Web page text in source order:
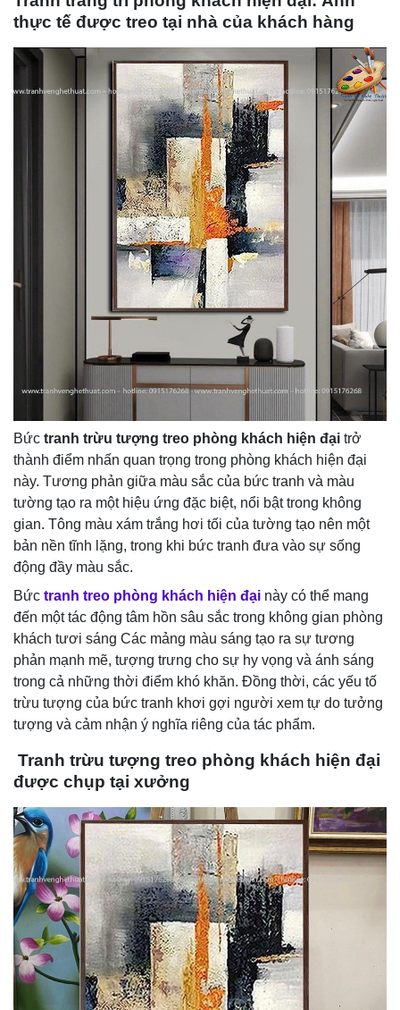
thực tế được treo tại nhà của khách hàng
Bức tranh trừu tượng treo phòng khách hiện đại trở
thành điểm nhấn quan trọng trong phòng khách hiện đại
này. Tương phản giữa màu sắc của bức tranh và màu
tường tạo ra một hiệu ứng đặc biệt, nổi bật trong không
gian. Tông màu xám trắng hơi tối của tường tạo nên một
bản nền tĩnh lặng, trong khi bức tranh đưa vào sự sống
động đầy màu sắc.
Bức tranh treo phòng khách hiện đại này có thể mang
đến một tác động tâm hồn sâu sắc trong không gian phòng
khách tươi sáng Các mảng màu sáng tạo ra sự tương
phản mạnh mẽ, tượng trưng cho sự hy vọng và ánh sáng
trong cả những thời điểm khó khăn. Đồng thời, các yếu tố
trừu tượng của bức tranh khơi gợi người xem tự do tưởng
tượng và cảm nhận ý nghĩa riêng của tác phẩm.
Tranh trừu tượng treo phòng khách hiện đại
được chụp tại xưởng